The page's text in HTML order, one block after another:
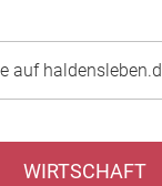
WIRTSCHAFT